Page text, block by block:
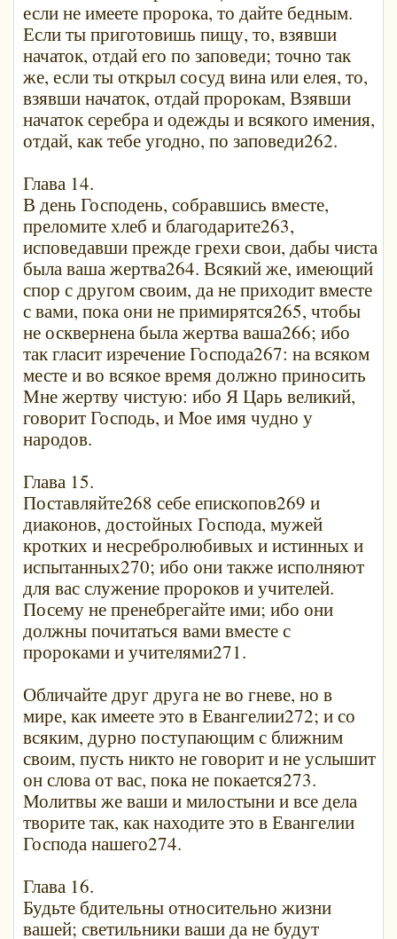
если не имеете пророка, то дайте бедным.
Если ты приготовишь пищу, то, взявши
начаток, отдай его по заповеди; точно так
же, если ты открыл сосуд вина или елея, то,
взявши начаток, отдай пророкам, Взявши
начаток серебра и одежды и всякого имения,
отдай, как тебе угодно, по заповеди262.
Глава 14.
В день Господень, собравшись вместе,
преломите хлеб и благодарите263,
исповедавши прежде грехи свои, дабы чиста
была ваша жертва264. Всякий же, имеющий
спор с другом своим, да не приходит вместе
с вами, пока они не примирятся265, чтобы
не осквернена была жертва ваша266; ибо
так гласит изречение Господа267: на всяком
месте и во всякое время должно приносить
Мне жертву чистую: ибо Я Царь великий,
говорит Господь, и Мое имя чудно у
народов.
Глава 15.
Поставляйте268 себе епископов269 и
диаконов, достойных Господа, мужей
кротких и несребролюбивых и истинных и
испытанных270; ибо они также исполняют
для вас служение пророков и учителей.
Посему не пренебрегайте ими; ибо они
должны почитаться вами вместе с
пророками и учителями271.
Обличайте друг друга не во гневе, но в
мире, как имеете это в Евангелии272; и со
всяким, дурно поступающим с ближним
своим, пусть никто не говорит и не услышит
он слова от вас, пока не покается273.
Молитвы же ваши и милостыни и все дела
творите так, как находите это в Евангелии
Господа нашего274.
Глава 16.
Будьте бдительны относительно жизни
вашей; светильники ваши да не будут